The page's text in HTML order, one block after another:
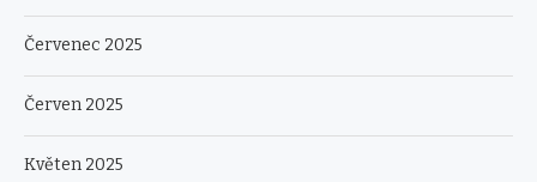
Červenec 2025
Červen 2025
Květen 2025